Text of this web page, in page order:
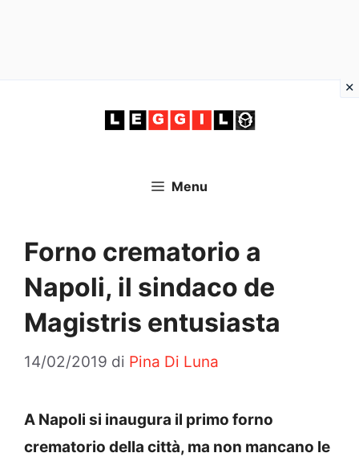
Menu
Forno crematorio a
Napoli, il sindaco de
Magistris entusiasta
14/02/2019 di Pina Di Luna
A Napoli si inaugura il primo forno
crematorio della città, ma non mancano le